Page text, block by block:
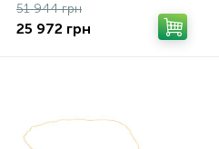
51 944 грн
25 972 грн